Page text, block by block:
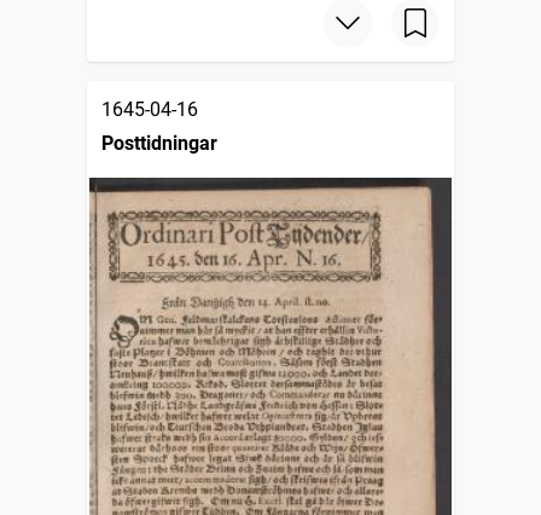
1645-04-16
Posttidningar